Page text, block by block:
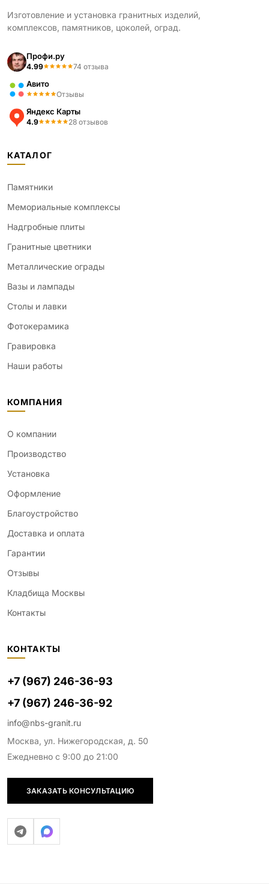
Изготовление и установка гранитных изделий,
комплексов, памятников, цоколей, оград.
Профи.ру
4.99 74 отзыва
Авито
Отзывы
Яндекс Карты
4.9 28 отзывов
КАТАЛОГ
Памятники
Мемориальные комплексы
Надгробные плиты
Гранитные цветники
Металлические ограды
Вазы и лампады
Столы и лавки
Фотокерамика
Гравировка
Наши работы
КОМПАНИЯ
О компании
Производство
Установка
Оформление
Благоустройство
Доставка и оплата
Гарантии
Отзывы
Кладбища Москвы
Контакты
КОНТАКТЫ
+7 (967) 246-36-93
+7 (967) 246-36-92
info@nbs-granit.ru
Москва, ул. Нижегородская, д. 50
Ежедневно с 9:00 до 21:00
ЗАКАЗАТЬ КОНСУЛЬТАЦИЮ